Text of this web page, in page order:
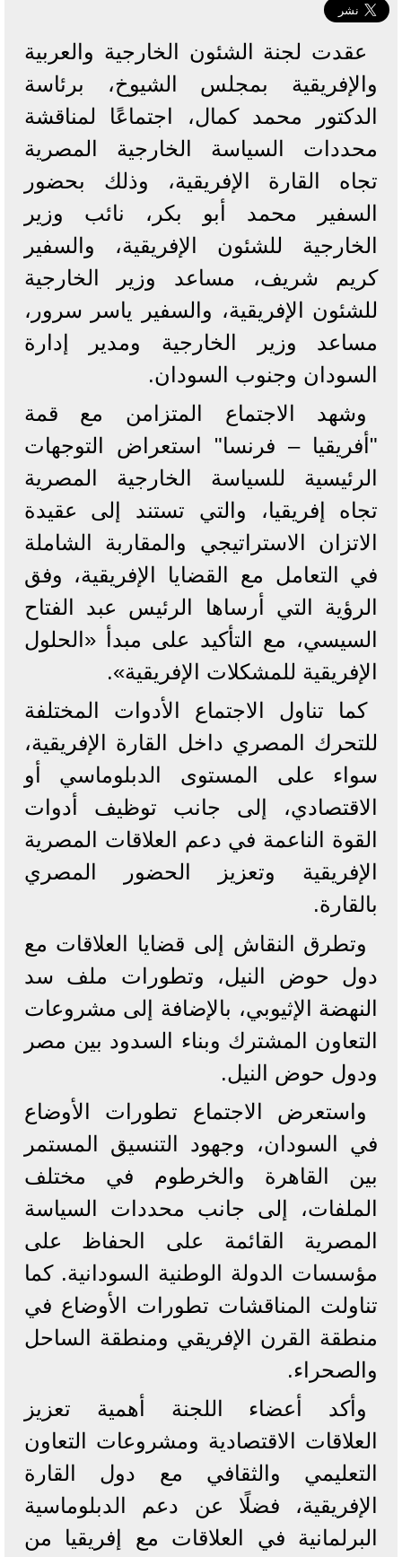
عقدت لجنة الشئون الخارجية والعربية
والإفريقية بمجلس الشيوخ، برئاسة
الدكتور محمد كمال، اجتماعًا لمناقشة
محددات السياسة الخارجية المصرية
تجاه القارة الإفريقية، وذلك بحضور
السفير محمد أبو بكر، نائب وزير
الخارجية للشئون الإفريقية، والسفير
كريم شريف، مساعد وزير الخارجية
للشئون الإفريقية، والسفير ياسر سرور،
مساعد وزير الخارجية ومدير إدارة
السودان وجنوب السودان.
وشهد الاجتماع المتزامن مع قمة
"أفريقيا – فرنسا" استعراض التوجهات
الرئيسية للسياسة الخارجية المصرية
تجاه إفريقيا، والتي تستند إلى عقيدة
الاتزان الاستراتيجي والمقاربة الشاملة
في التعامل مع القضايا الإفريقية، وفق
الرؤية التي أرساها الرئيس عبد الفتاح
السيسي، مع التأكيد على مبدأ «الحلول
الإفريقية للمشكلات الإفريقية».
كما تناول الاجتماع الأدوات المختلفة
للتحرك المصري داخل القارة الإفريقية،
سواء على المستوى الدبلوماسي أو
الاقتصادي، إلى جانب توظيف أدوات
القوة الناعمة في دعم العلاقات المصرية
الإفريقية وتعزيز الحضور المصري
بالقارة.
وتطرق النقاش إلى قضايا العلاقات مع
دول حوض النيل، وتطورات ملف سد
النهضة الإثيوبي، بالإضافة إلى مشروعات
التعاون المشترك وبناء السدود بين مصر
ودول حوض النيل.
واستعرض الاجتماع تطورات الأوضاع
في السودان، وجهود التنسيق المستمر
بين القاهرة والخرطوم في مختلف
الملفات، إلى جانب محددات السياسة
المصرية القائمة على الحفاظ على
مؤسسات الدولة الوطنية السودانية. كما
تناولت المناقشات تطورات الأوضاع في
منطقة القرن الإفريقي ومنطقة الساحل
والصحراء.
وأكد أعضاء اللجنة أهمية تعزيز
العلاقات الاقتصادية ومشروعات التعاون
التعليمي والثقافي مع دول القارة
الإفريقية، فضلًا عن دعم الدبلوماسية
البرلمانية في العلاقات مع إفريقيا من